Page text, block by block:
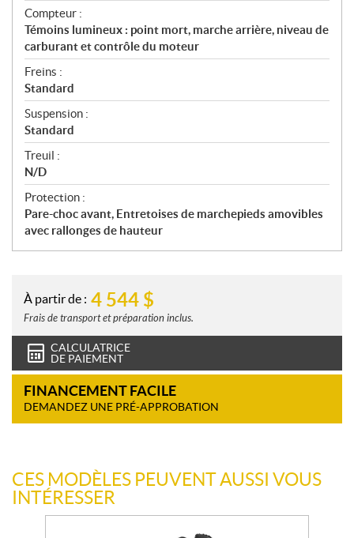
Compteur :
Témoins lumineux : point mort, marche arrière, niveau de
carburant et contrôle du moteur
Freins :
Standard
Suspension :
Standard
Treuil :
N/D
Protection :
Pare-choc avant, Entretoises de marchepieds amovibles
avec rallonges de hauteur
À partir de : 4 544 $
Frais de transport et préparation inclus.
CALCULATRICE
DE PAIEMENT
FINANCEMENT FACILE
DEMANDEZ UNE PRÉ-APPROBATION
CES MODÈLES PEUVENT AUSSI VOUS
INTÉRESSER